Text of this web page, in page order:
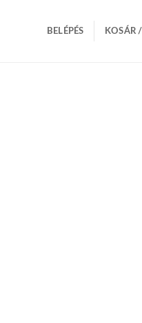
BELÉPÉS KOSÁR /